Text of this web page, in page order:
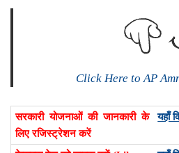
Click Here to AP
सरकारी योजनाओं की जानकारी के
लिए रजिस्ट्रेशन करें
यहाँ